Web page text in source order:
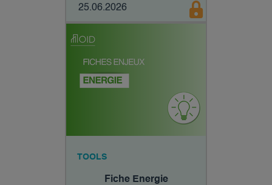
25.06.2026
TOOLS
Fiche Energie